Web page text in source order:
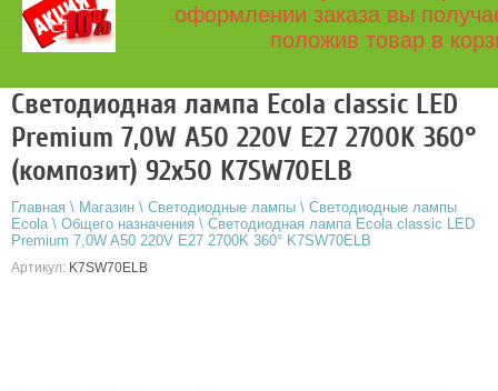
оформлении заказа вы
положив товар в
Светодиодная лампа Ecola classic LED
Premium 7,0W A50 220V E27 2700K 360°
(композит) 92x50 K7SW70ELB
Главная \ Магазин \ Светодиодные лампы \ Светодиодные лампы
Ecola\ Общего назначения \ Светодиодная лампа Ecola classic LED
Premium 7,0W A50 220V E27 2700K 360° K7SW70ELB
Артикул: K7SW70ELB